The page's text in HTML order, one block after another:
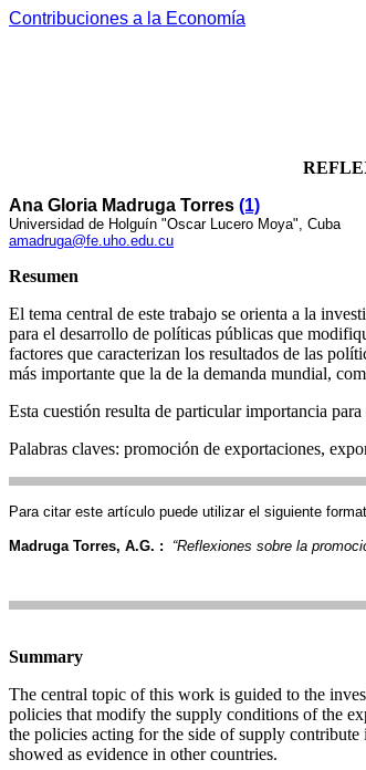
Contribuciones a la Economía
Ana Gloria Madruga Torres (1)
Universidad de Holguín "Oscar Lucero Moya", Cuba
amadruga@fe.uho.edu.cu
Resumen
El tema central de este trabajo se orienta a la
para el desarrollo de políticas públicas que
factores que caracterizan los resultados de las
más importante que la de la demanda mundial,
Esta cuestión resulta de particular importancia
Palabras claves: promoción de exportaciones,
Para citar este artículo puede utilizar el siguiente
Madruga Torres, A.G. : “Reflexiones sobre la
Summary
The central topic of this work is guided to the
policies that modify the supply conditions of the
the policies acting for the side of supply
showed as evidence in other countries.